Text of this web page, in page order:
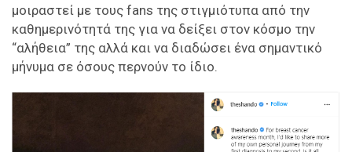
μοιραστεί με τους fans της στιγμιότυπα από την
καθημερινότητά της για να δείξει στον κόσμο την
“αλήθεια” της αλλά και να διαδώσει ένα σημαντικό
μήνυμα σε όσους περνούν το ίδιο.